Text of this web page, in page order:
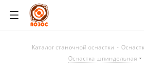
Каталог станочной оснастки -
Оснастка шпиндельная